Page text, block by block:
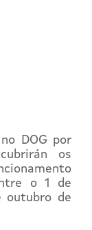
DOG por
os
o 1 de
outubro de